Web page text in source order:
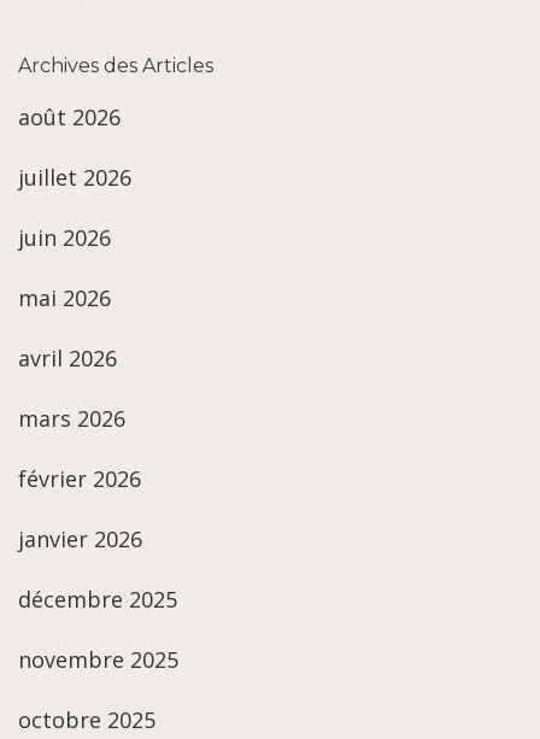
Archives des Articles
août 2026
juillet 2026
juin 2026
mai 2026
avril 2026
mars 2026
février 2026
janvier 2026
décembre 2025
novembre 2025
octobre 2025